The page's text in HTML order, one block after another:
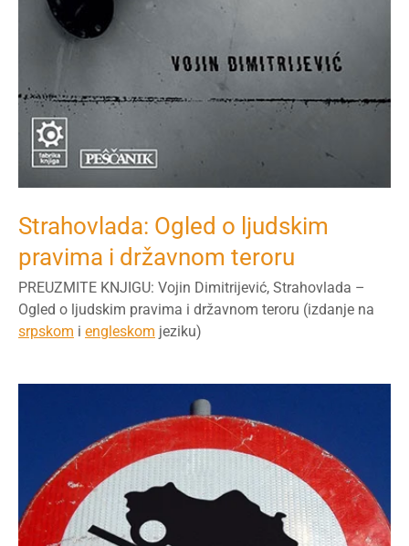
Strahovlada: Ogled o ljudskim
pravima i državnom teroru
PREUZMITE KNJIGU: Vojin Dimitrijević, Strahovlada –
Ogled o ljudskim pravima i državnom teroru (izdanje na
srpskom i engleskom jeziku)